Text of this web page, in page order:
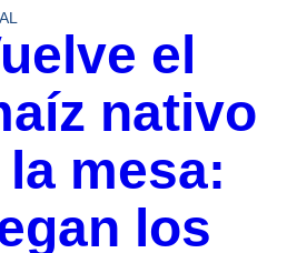
el
nativo
la mesa:
los